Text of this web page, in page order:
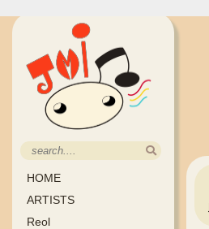
HOME
ARTISTS
Reol